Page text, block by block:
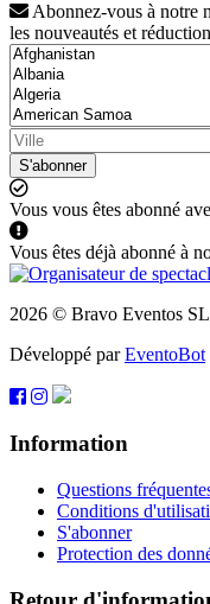
Abonnez-vous à notre
les nouveautés et
S'abonner
Vous vous êtes abonné
Vous êtes déjà abonné à
2026 © Bravo Eventos SL
Développé parEventoBot
Information
Questions
Conditions
S'abonner
Protection des